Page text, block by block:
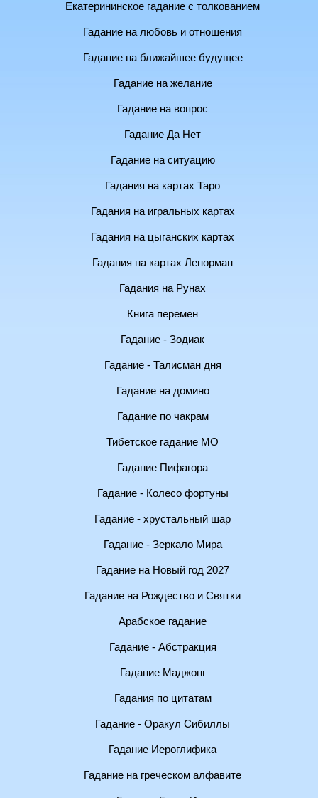
Екатерининское гадание с толкованием
Гадание на любовь и отношения
Гадание на ближайшее будущее
Гадание на желание
Гадание на вопрос
Гадание Да Нет
Гадание на ситуацию
Гадания на картах Таро
Гадания на игральных картах
Гадания на цыганских картах
Гадания на картах Ленорман
Гадания на Рунах
Книга перемен
Гадание - Зодиак
Гадание - Талисман дня
Гадание на домино
Гадание по чакрам
Тибетское гадание МО
Гадание Пифагора
Гадание - Колесо фортуны
Гадание - хрустальный шар
Гадание - Зеркало Мира
Гадание на Новый год 2027
Гадание на Рождество и Святки
Арабское гадание
Гадание - Абстракция
Гадание Маджонг
Гадания по цитатам
Гадание - Оракул Сибиллы
Гадание Иероглифика
Гадание на греческом алфавите